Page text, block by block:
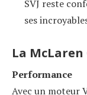
SVJ reste
ses
La McLaren
Performance
Avec un moteur